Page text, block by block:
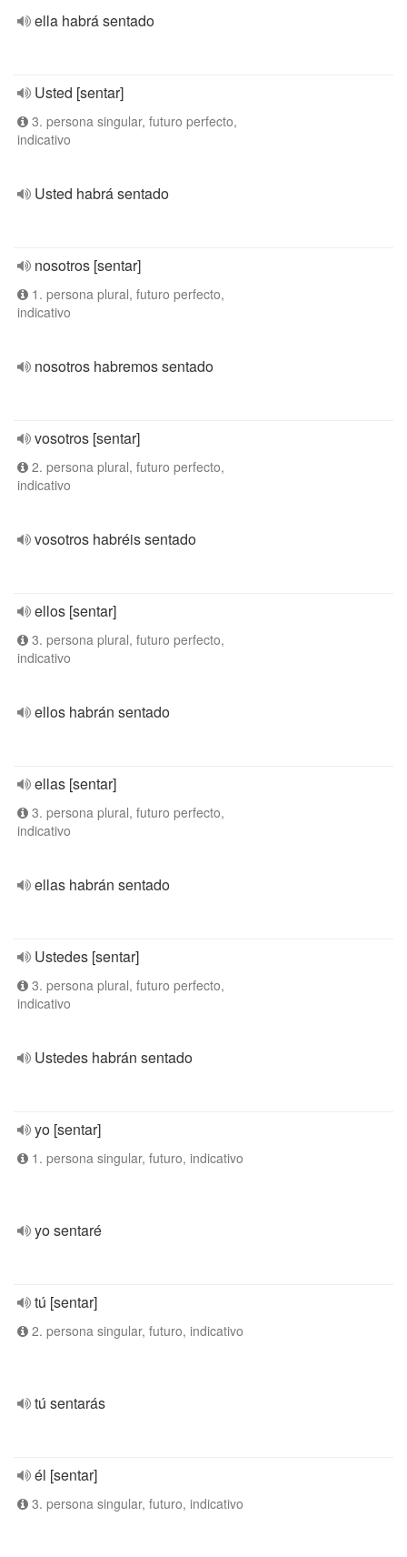
ella habrá sentado
Usted [sentar]
3. persona singular, futuro perfecto,
indicativo
Usted habrá sentado
nosotros [sentar]
1. persona plural, futuro perfecto,
indicativo
nosotros habremos sentado
vosotros [sentar]
2. persona plural, futuro perfecto,
indicativo
vosotros habréis sentado
ellos [sentar]
3. persona plural, futuro perfecto,
indicativo
ellos habrán sentado
ellas [sentar]
3. persona plural, futuro perfecto,
indicativo
ellas habrán sentado
Ustedes [sentar]
3. persona plural, futuro perfecto,
indicativo
Ustedes habrán sentado
yo [sentar]
1. persona singular, futuro, indicativo
yo sentaré
tú [sentar]
2. persona singular, futuro, indicativo
tú sentarás
él [sentar]
3. persona singular, futuro, indicativo